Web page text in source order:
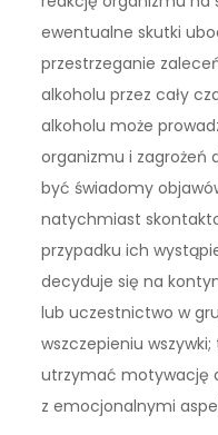
ewentualne skutki
przestrzeganie
alkoholu przez cały
alkoholu może
organizmu i zagrożeń
być świadomy
natychmiast
przypadku ich
decyduje się na
lub uczestnictwo w
wszczepieniu
utrzymać motywację
z emocjonalnymi